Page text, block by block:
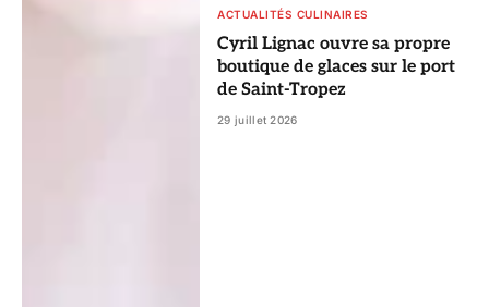
ACTUALITÉS CULINAIRES
Cyril Lignac ouvre sa propre
boutique de glaces sur le port
de Saint-Tropez
29 juillet 2026